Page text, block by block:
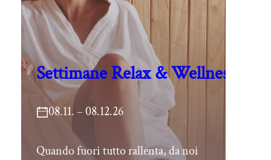
Settimane Relax & Wellness
08.11. – 08.12.26
Quando fuori tutto rallenta, da noi